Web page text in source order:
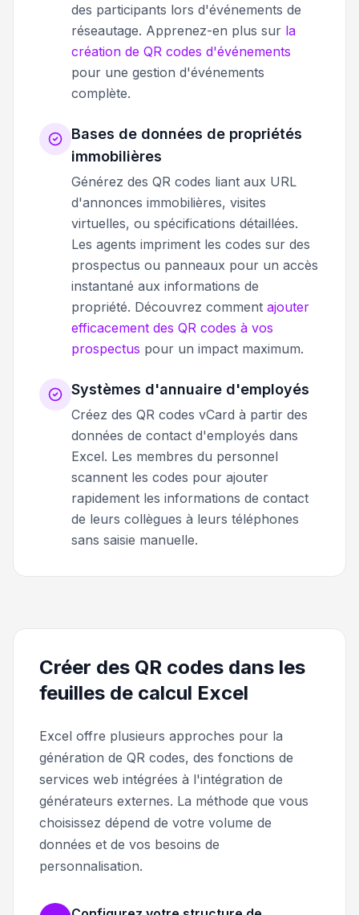
des participants lors d'événements de
réseautage. Apprenez-en plus sur la
création de QR codes d'événements
pour une gestion d'événements
complète.
Bases de données de propriétés
immobilières
Générez des QR codes liant aux URL
d'annonces immobilières, visites
virtuelles, ou spécifications détaillées.
Les agents impriment les codes sur des
prospectus ou panneaux pour un accès
instantané aux informations de
propriété. Découvrez comment ajouter
efficacement des QR codes à vos
prospectus pour un impact maximum.
Systèmes d'annuaire d'employés
Créez des QR codes vCard à partir des
données de contact d'employés dans
Excel. Les membres du personnel
scannent les codes pour ajouter
rapidement les informations de contact
de leurs collègues à leurs téléphones
sans saisie manuelle.
Créer des QR codes dans les
feuilles de calcul Excel
Excel offre plusieurs approches pour la
génération de QR codes, des fonctions de
services web intégrées à l'intégration de
générateurs externes. La méthode que vous
choisissez dépend de votre volume de
données et de vos besoins de
personnalisation.